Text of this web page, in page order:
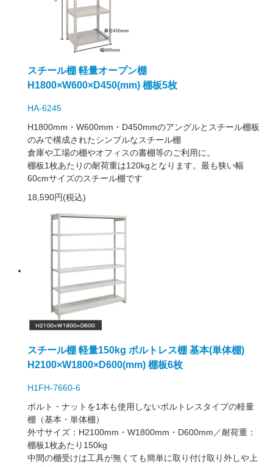
スチール棚 軽量オープン棚
H1800×W600×D450(mm) 棚板5枚
HA-6245
H1800mm・W600mm・D450mmのアングルとスチール棚板
のみで構成されたシンプルなスチール棚
倉庫や工場の棚やオフィスの書棚等のご利用に。
棚板1枚あたりの耐荷重は120kgとなります。最も狭い幅
60cmサイズのスチール棚です
18,590円(税込)
スチール棚 軽量150kg ボルトレス棚 基本(単体棚)
H2100×W1800×D600(mm) 棚板6枚
H1FH-7660-6
ボルト・ナットを1本も使用しないボルトレスタイプの軽量
棚（基本・単体棚）
外寸サイズ：H2100mm・W1800mm・D600mm／耐荷重：
棚板1枚あたり150kg
中間の棚受けは工具が無くても簡単に取り付け取り外しや上